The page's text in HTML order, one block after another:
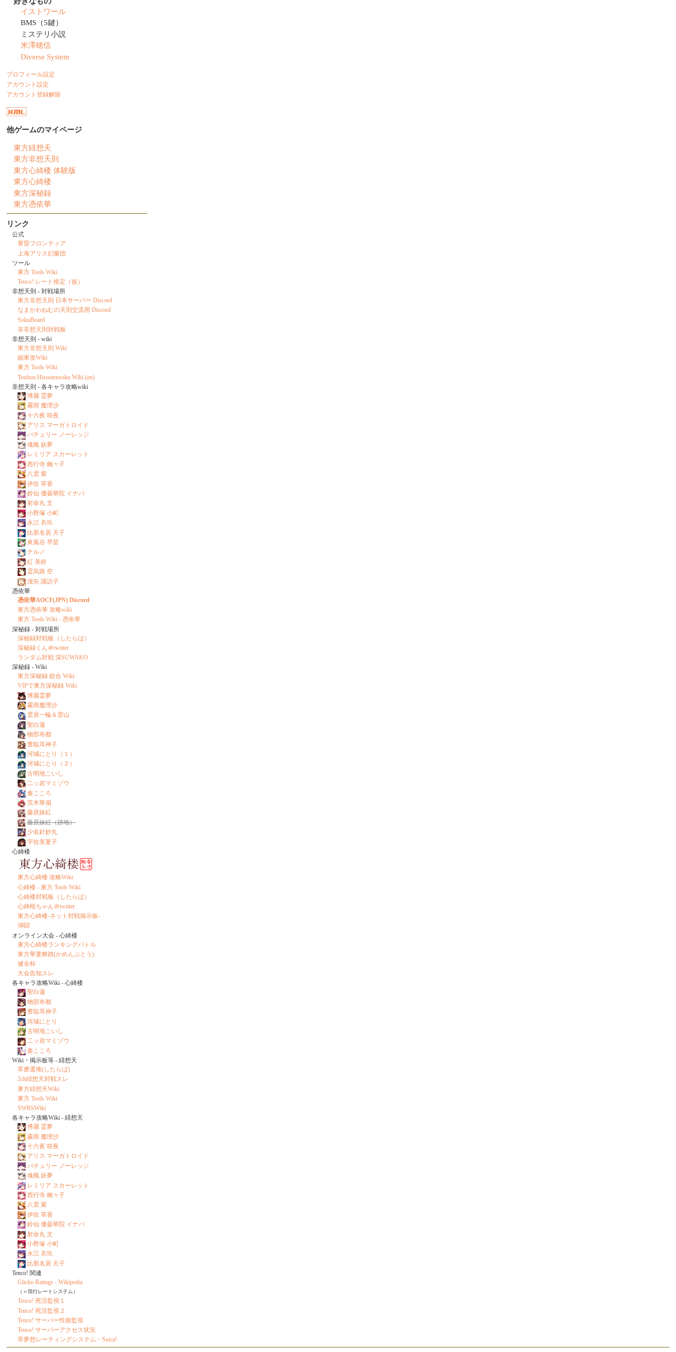
イストワール
BMS（5鍵）
ミステリ小説
米澤穂信
Diverse System
プロフィール設定
アカウント設定
アカウント登録解除
他ゲームのマイページ
東方緋想天
東方非想天則
東方心綺楼 体験版
東方心綺楼
東方深秘録
東方憑依華
リンク
公式
黄昏フロンティア
上海アリス幻樂団
ツール
東方 Tools Wiki
Tenco! レート推定（仮）
非想天則 - 対戦場所
東方非想天則 日本サーバー Discord
なまかわねむの天則交流用 Discord
SokuBoard
非非想天則対戦板
非想天則 - wiki
東方非想天則 Wiki
細東攻Wiki
東方 Tools Wiki
Touhou Hisoutensoku Wiki (en)
非想天則 - 各キャラ攻略wiki
博麗 霊夢
霧雨 魔理沙
十六夜 咲夜
アリス マーガトロイド
パチュリー ノーレッジ
魂魄 妖夢
レミリア スカーレット
西行寺 幽々子
八雲 紫
伊吹 萃香
鈴仙 優曇華院 イナバ
射命丸 文
小野塚 小町
永江 衣玖
比那名居 天子
東風谷 早苗
チルノ
紅 美鈴
霊烏路 空
洩矢 諏訪子
憑依華
憑依華AOCF(JPN) Discord
東方憑依華 攻略wiki
東方 Tools Wiki - 憑依華
深秘録 - 対戦場所
深秘録対戦板（したらば）
深秘録くん＠twitter
ランダム対戦 深SUWAKO
深秘録 - Wiki
東方深秘録 総合 Wiki
VIPで東方深秘録 Wiki
博麗霊夢
霧雨魔理沙
雲居一輪＆雲山
聖白蓮
物部布都
豊聡耳神子
河城にとり（１）
河城にとり（２）
古明地こいし
二ッ岩マミゾウ
秦こころ
茨木華扇
藤原妹紅
藤原妹紅（跡地）
少名針妙丸
宇佐美菫子
心綺楼
東方心綺楼 攻略Wiki
心綺楼 - 東方 Tools Wiki
心綺楼対戦板（したらば）
心綺桜ちゃん＠twitter
東方心綺楼-ネット対戦掲示板-
弾闘
オンライン大会 - 心綺楼
東方心綺楼ランキングバトル
東方華妻舞踏(かめんぶとう)
健全杯
大会告知スレ
各キャラ攻略Wiki - 心綺楼
聖白蓮
物部布都
豊聡耳神子
河城にとり
古明地こいし
二ッ岩マミゾウ
秦こころ
Wiki・掲示板等 - 緋想天
萃磨選堆(したらば)
2ch緋想天対戦スレ
東方緋想天Wiki
東方 Tools Wiki
SWRSWiki
各キャラ攻略Wiki - 緋想天
博麗 霊夢
霧雨 魔理沙
十六夜 咲夜
アリス マーガトロイド
パチュリー ノーレッジ
魂魄 妖夢
レミリア スカーレット
西行寺 幽々子
八雲 紫
伊吹 萃香
鈴仙 優曇華院 イナバ
射命丸 文
小野塚 小町
永江 衣玖
比那名居 天子
Tenco! 関連
Glicko Ratings - Wikipedia
（＝現行レートシステム）
Tenco! 死活監視１
Tenco! 死活監視２
Tenco! サーバー性能監視
Tenco! サーバーアクセス状況
萃夢想レーティングシステム・Suica!